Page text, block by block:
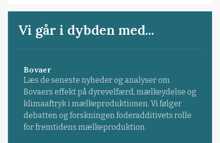
Vi går i dybden med...
Bovaer
Læs de seneste nyheder og analyser om
Bovaers effekt på dyrevelfærd, mælkeydelse og
klimaaftryk i mælkeproduktionen. Vi følger
debatten og forskningen foderadditivets rolle
for fremtidens mælkeproduktion.